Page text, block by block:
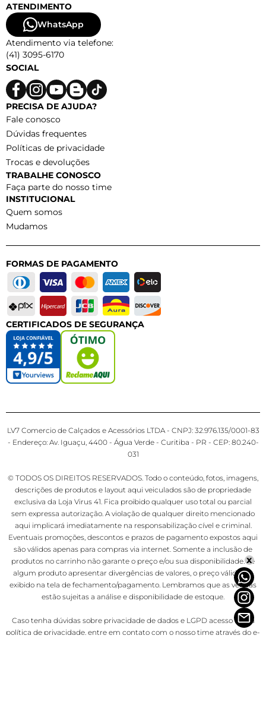
ATENDIMENTO
WhatsApp
Atendimento via telefone:
(41) 3095-6170
SOCIAL
PRECISA DE AJUDA?
Fale conosco
Dúvidas frequentes
Políticas de privacidade
Trocas e devoluções
TRABALHE CONOSCO
Faça parte do nosso time
INSTITUCIONAL
Quem somos
Mudamos
FORMAS DE PAGAMENTO
CERTIFICADOS DE SEGURANÇA
LV7 Comercio de Calçados e Acessórios LTDA - CNPJ: 32.976.135/0001-83
- Endereço: Av. Iguaçu, 4400 - Água Verde - Curitiba - PR - CEP: 80.240-
031
© TODOS OS DIREITOS RESERVADOS. Todo o conteúdo, fotos, imagens,
descrições de produtos e layout aqui veiculados são de propriedade
exclusiva da Loja Virus 41. Fica proibido qualquer uso total ou parcial
sem expressa autorização. A violação de qualquer direito mencionado
aqui implicará imediatamente na responsabilização cível e criminal.
Eventuais promoções, descontos e prazos de pagamento expostos aqui
são válidos apenas para compras via internet. Somente a inclusão de
produtos no carrinho não garante o preço e/ou sua disponibilidade. Se
algum produto apresentar divergências de valores, o preço válido é o
exibido na tela de fechamento/pagamento. Lembramos que as vendas
estão sujeitas a análise e disponibilidade de estoque.
Caso tenha dúvidas sobre privacidade de dados e LGPD acesso nossa
política de privacidade , entre em contato com o nosso time através do e-
x